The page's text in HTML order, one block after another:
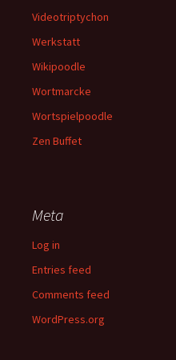
Videotriptychon
Werkstatt
Wikipoodle
Wortmarcke
Wortspielpoodle
Zen Buffet
Meta
Log in
Entries feed
Comments feed
WordPress.org